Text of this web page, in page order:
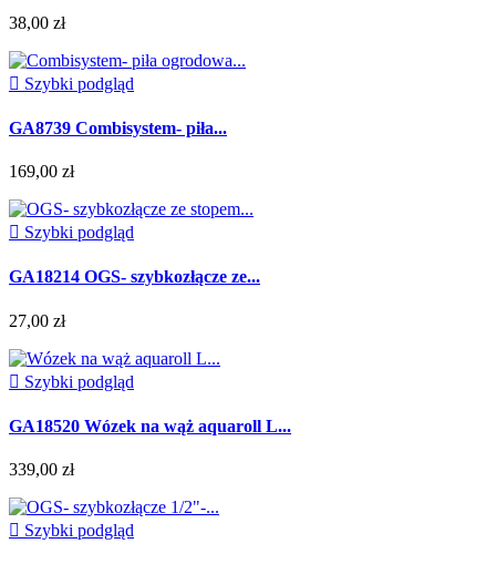
38,00 zł
 Szybki podgląd
GA8739 Combisystem- piła...
169,00 zł
 Szybki podgląd
GA18214 OGS- szybkozłącze ze...
27,00 zł
 Szybki podgląd
GA18520 Wózek na wąż aquaroll L...
339,00 zł
 Szybki podgląd